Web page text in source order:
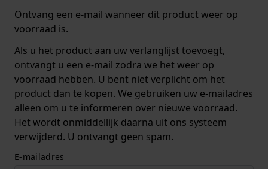
Ontvang een e-mail wanneer dit product weer op
voorraad is.
Als u het product aan uw verlanglijst toevoegt,
ontvangt u een e-mail zodra we het weer op
voorraad hebben. U bent niet verplicht om het
product dan te kopen. We gebruiken uw e-mailadres
alleen om u te informeren over nieuwe voorraad.
Het wordt onmiddellijk daarna uit ons systeem
verwijderd. U ontvangt geen spam.
E-mailadres